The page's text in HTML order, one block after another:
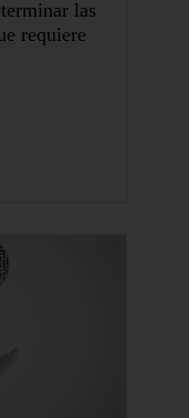
las
requiere